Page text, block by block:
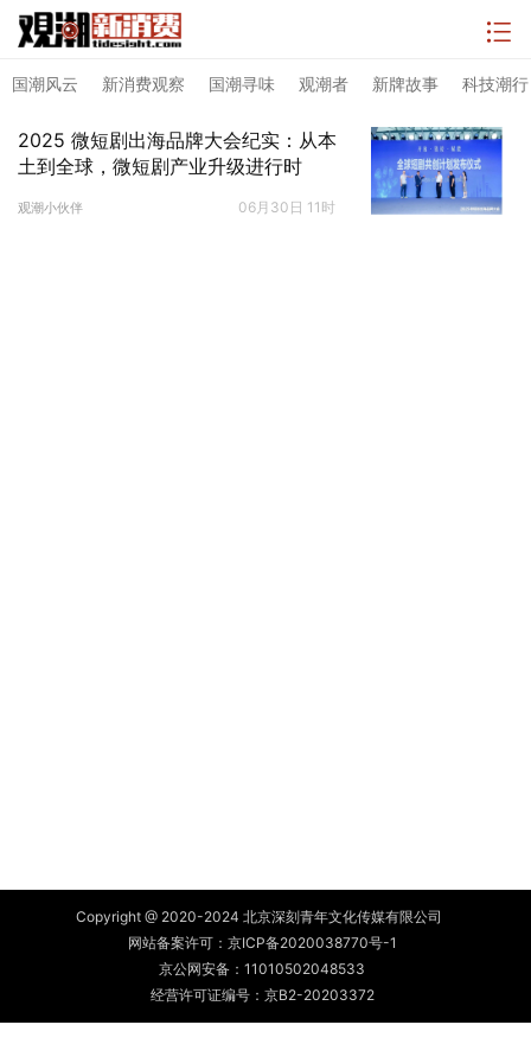
国潮风云 新消费观察 国潮寻味 观潮者 新牌故事 科技潮行
2025 微短剧出海品牌大会纪实：从本
土到全球，微短剧产业升级进行时
观潮小伙伴 06月30日 11时
Copyright @ 2020-2024 北京深刻青年文化传媒有限公司
网站备案许可： 京ICP备2020038770号-1
京公网安备： 11010502048533
经营许可证编号：京B2-20203372